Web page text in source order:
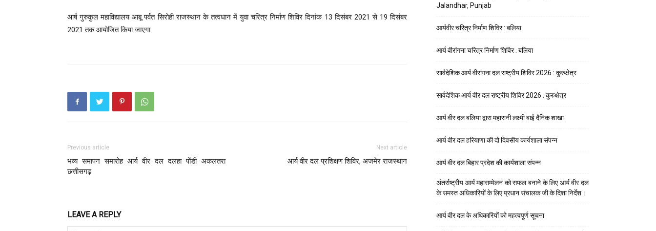
आर्ष गुरुकुल महाविद्यालय आबू पर्वत सिरोही राजस्थान के तत्वधान में युवा चरित्र निर्माण शिविर दिनांक 13 दिसंबर 2021 से 19 दिसंबर
2021 तक आयोजित किया जाएगा
Previous article
भव्य समापन समारोह आर्य वीर दल दलहा पोंडी अकलतरा
छत्तीसगढ़
Next article
आर्य वीर दल प्रशिक्षण शिविर, अजमेर राजस्थान
LEAVE A REPLY
Jalandhar, Punjab
आर्यवीर चरित्र निर्माण शिविर : बलिया
आर्य वीरांगना चरित्र निर्माण शिविर : बलिया
सार्वदेशिक आर्य वीरांगना दल राष्ट्रीय शिविर 2026 : कुरुक्षेत्र
सार्वदेशिक आर्य वीर दल राष्ट्रीय शिविर 2026 : कुरुक्षेत्र
आर्य वीर दल बलिया द्वारा महारानी लक्ष्मी बाई दैनिक शाखा
आर्य वीर दल हरियाणा की दो दिवसीय कार्यशाला संपन्न
आर्य वीर दल बिहार प्रदेश की कार्यशाला संपन्न
अंतर्राष्ट्रीय आर्य महासम्मेलन को सफल बनाने के लिए आर्य वीर दल
के समस्त अधिकारियों के लिए प्रधान संचालक जी के दिशा निर्देश।
आर्य वीर दल के अधिकारियों को महत्वपूर्ण सूचना